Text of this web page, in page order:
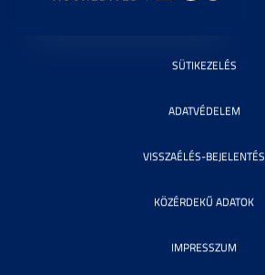
SÜTIKEZELÉS
ADATVÉDELEM
VISSZAÉLÉS-BEJELENTÉS
KÖZÉRDEKŰ ADATOK
IMPRESSZUM